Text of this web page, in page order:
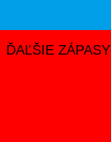
ĎAĽŠIE ZÁPASY